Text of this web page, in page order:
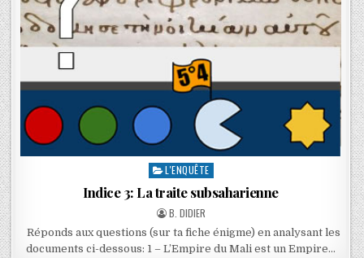
L'ENQUÊTE
Indice 3: La traite subsaharienne
B. DIDIER
Réponds aux questions (sur ta fiche énigme) en analysant les
documents ci-dessous: 1 – L’Empire du Mali est un Empire…